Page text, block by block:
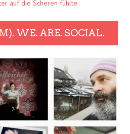
auf die Scheren fühlte.
WE. ARE. SOCIAL.